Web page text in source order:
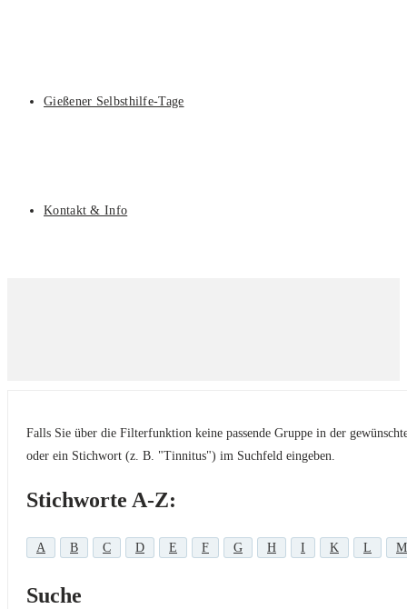
Gießener Selbsthilfe-Tage
Kontakt & Info
Falls Sie über die Filterfunktion keine passende Gruppe in der
oder ein Stichwort (z. B. "Tinnitus") im Suchfeld eingeben.
Stichworte A-Z:
A B C D E F G H I K L M
Suche